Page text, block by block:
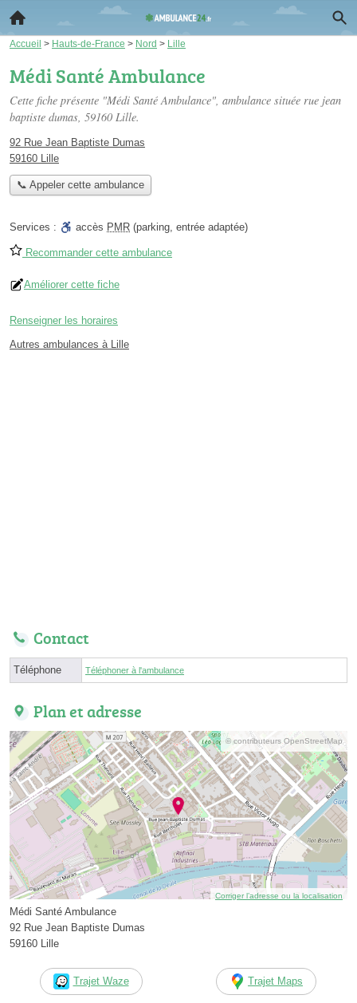
Accueil > Hauts-de-France > Nord > Lille
Médi Santé Ambulance
Cette fiche présente "Médi Santé Ambulance", ambulance située rue jean
baptiste dumas, 59160 Lille.
92 Rue Jean Baptiste Dumas
59160 Lille
📞 Appeler cette ambulance
Services : accès PMR (parking, entrée adaptée)
Recommander cette ambulance
Améliorer cette fiche
Renseigner les horaires
Autres ambulances à Lille
Contact
Téléphone Téléphoner à l'ambulance
Plan et adresse
© contributeurs OpenStreetMap
Corriger l’adresse ou la localisation
Médi Santé Ambulance
92 Rue Jean Baptiste Dumas
59160 Lille
Trajet Waze Trajet Maps